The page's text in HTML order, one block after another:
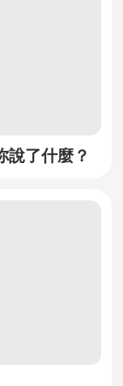
說了什麼？